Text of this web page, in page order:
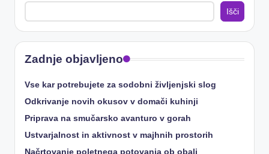
Išči
Zadnje objavljeno
Vse kar potrebujete za sodobni življenjski slog
Odkrivanje novih okusov v domači kuhinji
Priprava na smučarsko avanturo v gorah
Ustvarjalnost in aktivnost v majhnih prostorih
Načrtovanje poletnega potovanja ob obali